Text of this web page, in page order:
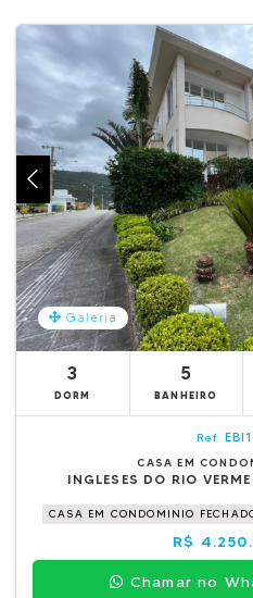
Galeria
3
DORM
5
BANHEIRO
Ref.
CASA EM
INGLESES DO RIO
CASA EM CONDOMINIO
R$
Chamar no